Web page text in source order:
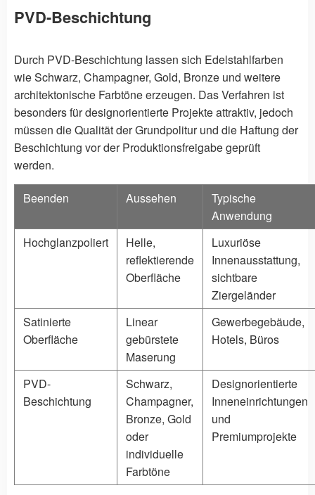
PVD-Beschichtung
Durch PVD-Beschichtung lassen sich Edelstahlfarben
wie Schwarz, Champagner, Gold, Bronze und weitere
architektonische Farbtöne erzeugen. Das Verfahren ist
besonders für designorientierte Projekte attraktiv, jedoch
müssen die Qualität der Grundpolitur und die Haftung der
Beschichtung vor der Produktionsfreigabe geprüft
werden.
Beenden Aussehen
Typische
Anwendung
Hochglanzpoliert
Helle,
reflektierende
Oberfläche
Luxuriöse
Innenausstattung,
sichtbare
Ziergeländer
Satinierte
Oberfläche
Linear
gebürstete
Maserung
Gewerbegebäude,
Hotels, Büros
PVD-
Beschichtung
Schwarz,
Champagner,
Bronze, Gold
oder
individuelle
Farbtöne
Designorientierte
Inneneinrichtungen
und
Premiumprojekte